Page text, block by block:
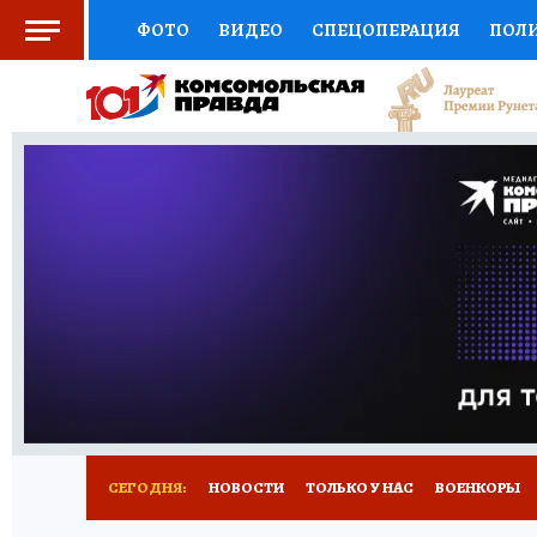
ФОТО ВИДЕО СПЕЦОПЕРАЦИЯ
СОЦПОДДЕРЖКА НАУКА СПОРТ
ВЫБОР ЭКСПЕРТОВ ДОКТОР
ПРОГНОЗЫ НА СПОРТ
НОВОЕ
СЕГОДНЯ: НОВОСТИ ТОЛЬКО У НАС ВОЕНКОРЫ